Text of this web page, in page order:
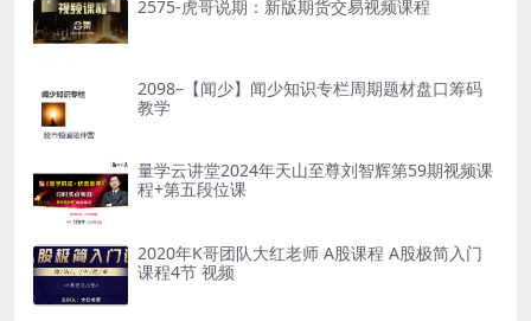
2575-虎哥说期：新版期货交易视频课程
2098–【闻少】闻少知识专栏周期题材盘口筹码
教学
量学云讲堂2024年天山至尊刘智辉第59期视频课
程+第五段位课
2020年K哥团队大红老师 A股课程 A股极简入门
课程4节 视频